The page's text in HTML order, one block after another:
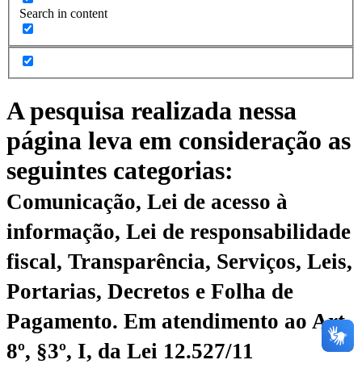
Search in content
A pesquisa realizada nessa
página leva em consideração as
seguintes categorias:
Comunicação, Lei de acesso à
informação, Lei de responsabilidade
fiscal, Transparência, Serviços, Leis,
Portarias, Decretos e Folha de
Pagamento. Em atendimento ao Art.
8º, §3º, I, da Lei 12.527/11